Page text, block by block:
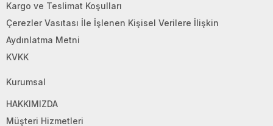
Kargo ve Teslimat Koşulları
Çerezler Vasıtası İle İşlenen Kişisel Verilere İlişkin
Aydınlatma Metni
KVKK
Kurumsal
HAKKIMIZDA
Müşteri Hizmetleri